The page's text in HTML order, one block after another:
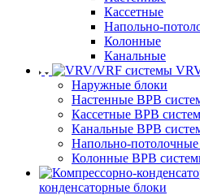
Кассетные
Напольно-
Колонные
Канальные
Наружные блоки
Настенные ВРВ
Кассетные ВРВ
Канальные ВРВ
Напольно-
Колонные ВРВ
конденсаторные блоки